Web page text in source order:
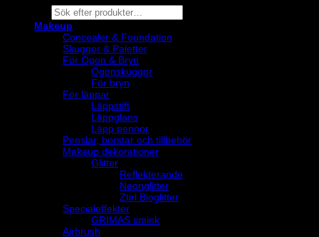
Products
search
Makeup
Concealer & Foundation
Skuggor & Paletter
För Ögon & Bryn
Ögonskuggor
För bryn
För läppar
Läppstift
Läppglans
Läpp pennor
Penslar, borstar och tillbehör
Makeup dekorationer
Glitter
Reflekterande
Neonglitter
Ztirl Bioglitter
Specialeffekter
GRIMAS smink
Airbrush